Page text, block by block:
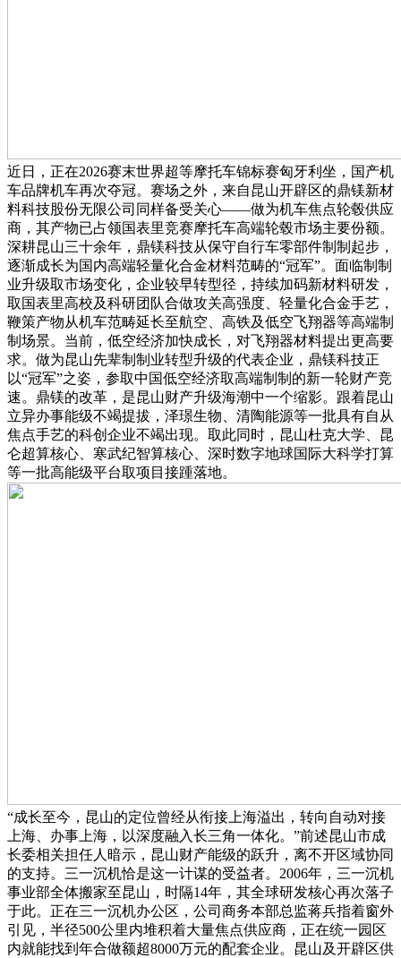
近日，正在2026赛末世界超等摩托车锦标赛匈牙利坐，国产机
车品牌机车再次夺冠。赛场之外，来自昆山开辟区的鼎镁新材
料科技股份无限公司同样备受关心——做为机车焦点轮毂供应
商，其产物已占领国表里竞赛摩托车高端轮毂市场主要份额。
深耕昆山三十余年，鼎镁科技从保守自行车零部件制制起步，
逐渐成长为国内高端轻量化合金材料范畴的“冠军”。面临制制
业升级取市场变化，企业较早转型径，持续加码新材料研发，
取国表里高校及科研团队合做攻关高强度、轻量化合金手艺，
鞭策产物从机车范畴延长至航空、高铁及低空飞翔器等高端制
制场景。当前，低空经济加快成长，对飞翔器材料提出更高要
求。做为昆山先辈制制业转型升级的代表企业，鼎镁科技正
以“冠军”之姿，参取中国低空经济取高端制制的新一轮财产竞
速。鼎镁的改革，是昆山财产升级海潮中一个缩影。跟着昆山
立异办事能级不竭提拔，泽璟生物、清陶能源等一批具有自从
焦点手艺的科创企业不竭出现。取此同时，昆山杜克大学、昆
仑超算核心、寒武纪智算核心、深时数字地球国际大科学打算
等一批高能级平台取项目接踵落地。
“成长至今，昆山的定位曾经从衔接上海溢出，转向自动对接
上海、办事上海，以深度融入长三角一体化。”前述昆山市成
长委相关担任人暗示，昆山财产能级的跃升，离不开区域协同
的支持。三一沉机恰是这一计谋的受益者。2006年，三一沉机
事业部全体搬家至昆山，时隔14年，其全球研发核心再次落子
于此。正在三一沉机办公区，公司商务本部总监蒋兵指着窗外
引见，半径500公里内堆积着大量焦点供应商，正在统一园区
内就能找到年合做额超8000万元的配套企业。昆山及开辟区供